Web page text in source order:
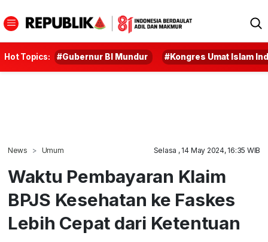
Hot Topics: #Gubernur BI Mundur #Kongres Umat Islam
News Umum Selasa , 14 May 2024, 16:35 WIB
Waktu Pembayaran Klaim
BPJS Kesehatan ke Faskes
Lebih Cepat dari Ketentuan